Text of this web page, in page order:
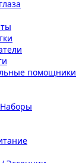
помощники